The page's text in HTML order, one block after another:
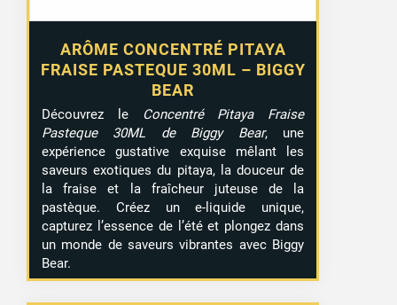
2 avis
ARÔME CONCENTRÉ PITAYA
FRAISE PASTEQUE 30ML – BIGGY
BEAR
Découvrez le Concentré Pitaya Fraise
Pasteque 30ML de Biggy Bear, une
expérience gustative exquise mêlant les
saveurs exotiques du pitaya, la douceur de
la fraise et la fraîcheur juteuse de la
pastèque. Créez un e-liquide unique,
capturez l’essence de l’été et plongez dans
un monde de saveurs vibrantes avec Biggy
Bear.